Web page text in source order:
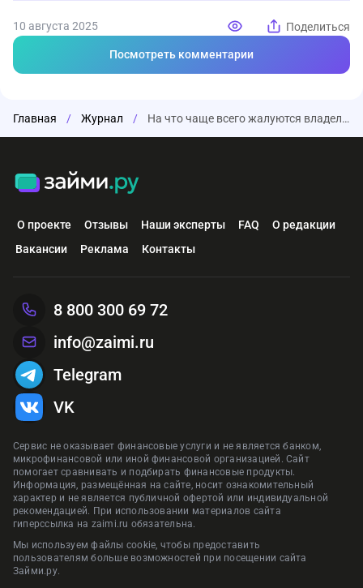
10 августа 2025 Поделиться
Посмотреть комментарии
Главная / Журнал / На что чаще всего жалуются владельцы китайских автомобилей
О проекте Отзывы Наши эксперты FAQ
О редакции
Вакансии
Реклама Контакты
Сервис не оказывает финансовые услуги и не является банком,
микрофинансовой или иной финансовой организацией. Сайт
помогает сравнивать и подбирать финансовые продукты.
Информация, размещённая на сайте, носит ознакомительный
характер и не является публичной офертой или индивидуальной
рекомендацией. При использовании материалов сайта
гиперссылка на zaimi.ru обязательна.
Мы используем файлы cookie, чтобы предоставить
пользователям больше возможностей при посещении сайта
Займи.ру.
8 800 300 69 72
info@zaimi.ru
Telegram
VK